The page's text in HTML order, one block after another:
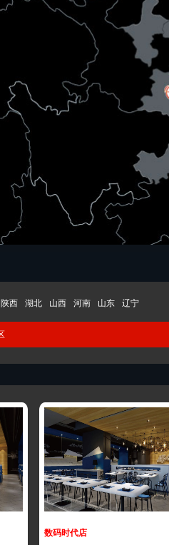
陕西 湖北 山西 河南 山东 辽宁
数码时代店